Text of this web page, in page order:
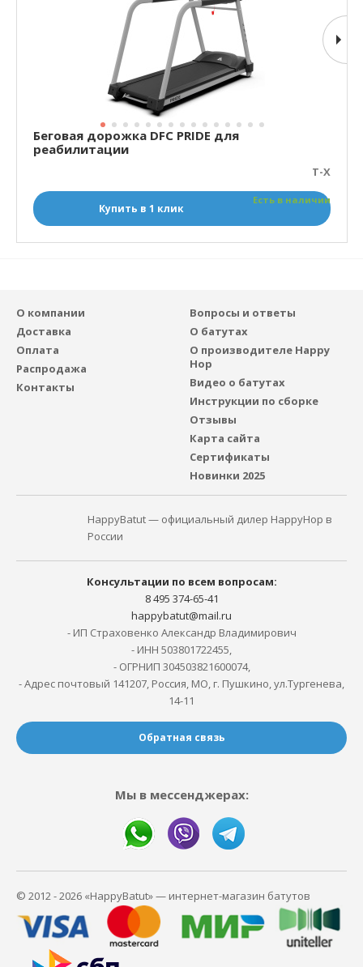
Беговая дорожка DFC PRIDE для
реабилитации
T-X
Есть в наличии
Купить в 1 клик
О компании
Доставка
Оплата
Распродажа
Контакты
Вопросы и ответы
О батутах
О производителе Happy
Hop
Видео о батутах
Инструкции по сборке
Отзывы
Карта сайта
Сертификаты
Новинки 2025
HappyBatut — официальный дилер HappyHop в
России
Консультации по всем вопросам:
8 495 374-65-41
happybatut@mail.ru
- ИП Страховенко Александр Владимирович
- ИНН 503801722455,
- ОГРНИП 304503821600074,
- Адрес почтовый 141207, Россия, МО, г. Пушкино, ул.Тургенева,
14-11
Обратная связь
Мы в мессенджерах:
© 2012 - 2026 «HappyBatut» — интернет-магазин батутов